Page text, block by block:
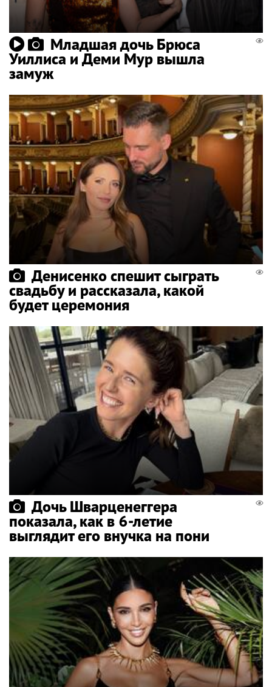
Младшая дочь Брюса
Уиллиса и Деми Мур вышла
замуж
Денисенко спешит сыграть
свадьбу и рассказала, какой
будет церемония
Дочь Шварценеггера
показала, как в 6-летие
выглядит его внучка на пони